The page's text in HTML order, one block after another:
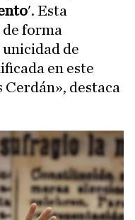
'. Esta
forma
de
en este
Cerdán», destaca